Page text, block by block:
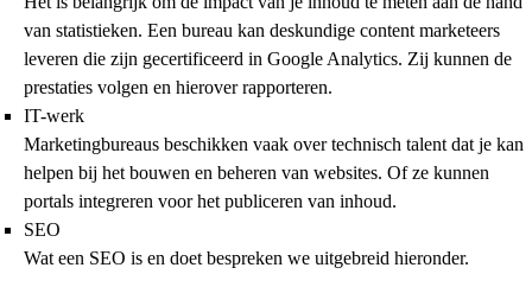
van statistieken. Een bureau kan deskundige content marketeers
leveren die zijn gecertificeerd in Google Analytics. Zij kunnen de
prestaties volgen en hierover rapporteren.
IT-werk
Marketingbureaus beschikken vaak over technisch talent dat je kan
helpen bij het bouwen en beheren van websites. Of ze kunnen
portals integreren voor het publiceren van inhoud.
SEO
Wat een SEO is en doet bespreken we uitgebreid hieronder.